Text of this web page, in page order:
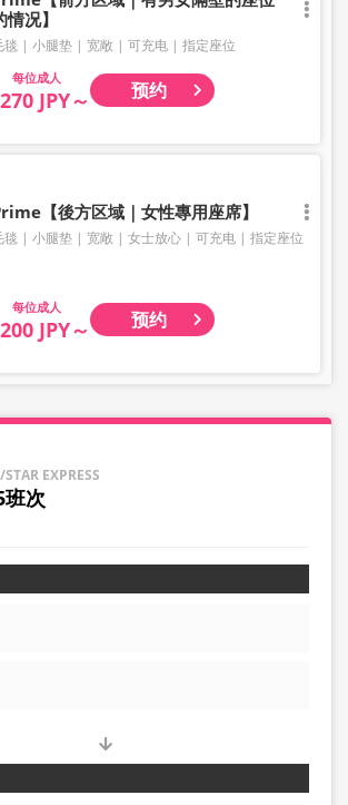
情况】
毯 小腿垫 宽敞 可充电 指定座位
成人
JPY～ 预约
【後方区域｜女性專用座席】
毯 小腿垫 宽敞 女士放心 可充电 指定座位
成人
JPY～ 预约
EXPRESS
次